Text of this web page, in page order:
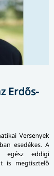
Erdős-
Versenyek
esedékes. A
egész eddigi
is megtisztelő